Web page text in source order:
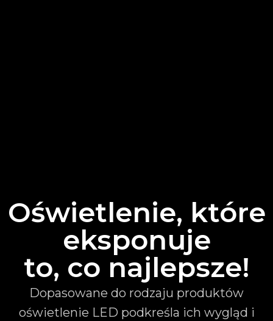
Oświetlenie, które
eksponuje
to, co najlepsze!
Dopasowane do rodzaju produktów
oświetlenie LED podkreśla ich wygląd i